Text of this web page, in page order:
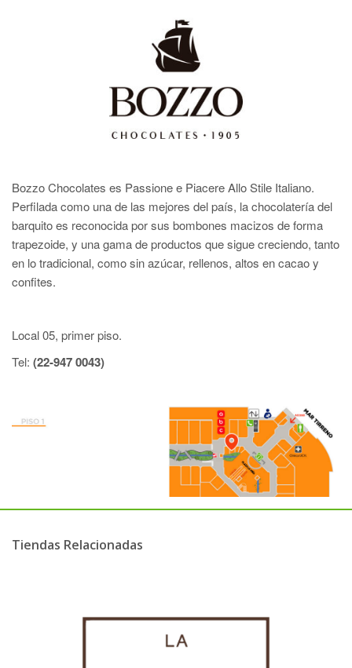
Bozzo Chocolates es Passione e Piacere Allo Stile Italiano.
Perfilada como una de las mejores del país, la chocolatería del
barquito es reconocida por sus bombones macizos de forma
trapezoide, y una gama de productos que sigue creciendo, tanto
en lo tradicional, como sin azúcar, rellenos, altos en cacao y
confites.
Local 05, primer piso.
Tel: (22-947 0043)
Tiendas Relacionadas